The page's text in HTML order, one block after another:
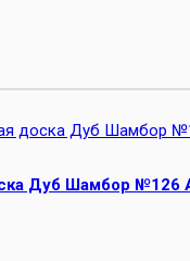
Дуб Шамбор №126